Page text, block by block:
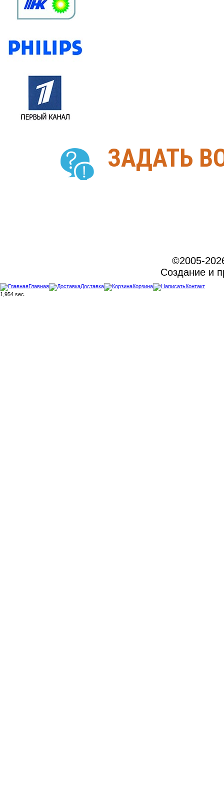
ЗАДАТЬ
©2005-
Создание и
Главная Доставка Корзина
Контакт
1,954 sec.